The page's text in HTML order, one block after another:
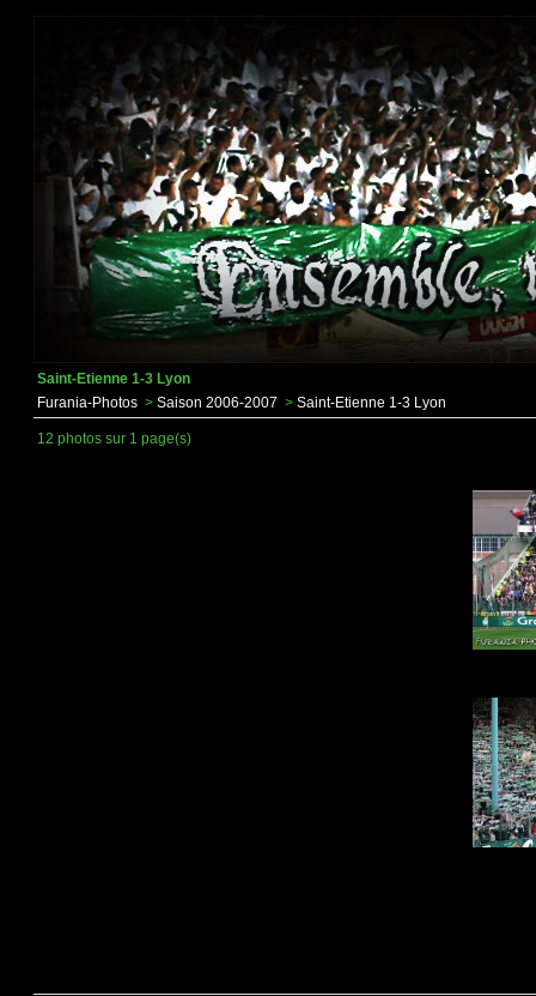
Saint-Etienne 1-3 Lyon
Furania-Photos > Saison 2006-2007 > Saint-Etienne 1-3 Lyon
12 photos sur 1 page(s)